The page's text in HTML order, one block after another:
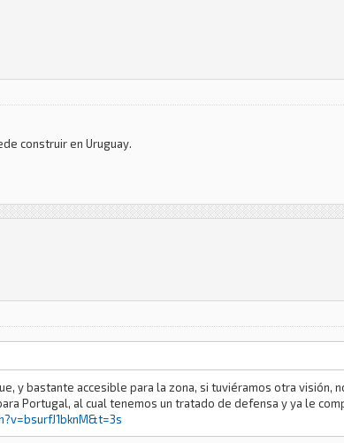
construir en Uruguay.
y bastante accesible para la zona, si tuviéramos otra visión,
Portugal, al cual tenemos un tratado de defensa y ya le